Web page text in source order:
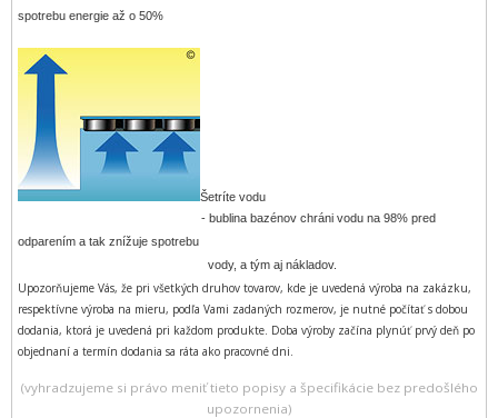
spotrebu energie až o 50%
Šetríte vodu
- bublina bazénov chráni vodu na 98% pred
odparením a tak znížuje spotrebu
vody, a tým aj nákladov.
Upozorňujeme Vás, že pri všetkých druhov tovarov, kde je uvedená výroba na zakázku,
respektívne výroba na mieru, podľa Vami zadaných rozmerov, je nutné počítať s dobou
dodania, ktorá je uvedená pri každom produkte. Doba výroby začína plynúť prvý deň po
objednaní a termín dodania sa ráta ako pracovné dni.
(vyhradzujeme si právo meniť tieto popisy a špecifikácie bez predošlého
upozornenia)